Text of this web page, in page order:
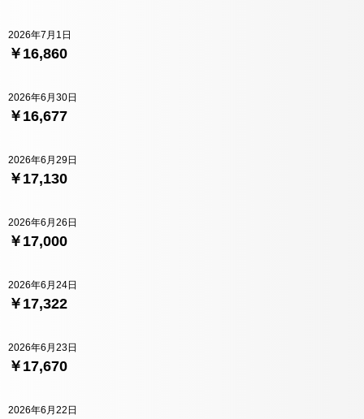
￥16,860
2026年7月1日
￥16,677
2026年6月30日
￥17,130
2026年6月29日
￥17,000
2026年6月26日
￥17,322
2026年6月24日
￥17,670
2026年6月23日
2026年6月22日